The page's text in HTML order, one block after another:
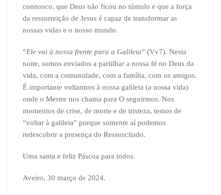
connosco, que Deus não ficou no túmulo e que a força
da ressurreição de Jesus é capaz de transformar as
nossas vidas e o nosso mundo.
“Ele vai à nossa frente para a Galileia” (Vv7). Nesta
noite, somos enviados a partilhar a nossa fé no Deus da
vida, com a comunidade, com a família, com os amigos.
É importante voltarmos à nossa galileia (a nossa vida)
onde o Mestre nos chama para O seguirmos. Nos
momentos de crise, de morte e de tristeza, temos de
“voltar à galileia” porque somente aí podemos
redescobrir a presença do Ressuscitado.
Uma santa e feliz Páscoa para todos.
Aveiro, 30 março de 2024.